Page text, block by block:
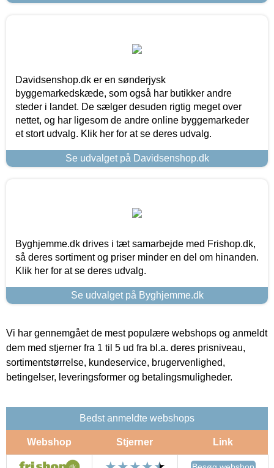
Davidsenshop.dk er en sønderjysk
byggemarkedskæde, som også har butikker andre
steder i landet. De sælger desuden rigtig meget over
nettet, og har ligesom de andre online byggemarkeder
et stort udvalg. Klik her for at se deres udvalg.
Se udvalget på Davidsenshop.dk
Byghjemme.dk drives i tæt samarbejde med Frishop.dk,
så deres sortiment og priser minder en del om hinanden.
Klik her for at se deres udvalg.
Se udvalget på Byghjemme.dk
Vi har gennemgået de mest populære webshops og anmeldt
dem med stjerner fra 1 til 5 ud fra bl.a. deres prisniveau,
sortimentstørrelse, kundeservice, brugervenlighed,
betingelser, leveringsformer og betalingsmuligheder.
Bedst anmeldte webshops
Webshop Stjerner Link